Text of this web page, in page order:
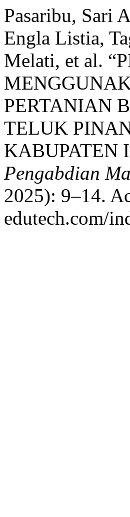
Pasaribu, Sari
Engla Listia,
Melati, et al.
PERTANIAN
TELUK
KABUPATEN
Pengabdian
2025): 9–14.
edutech.com/